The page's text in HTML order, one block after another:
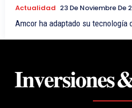
Actualidad 23 De Noviembre De
Amcor ha adaptado su